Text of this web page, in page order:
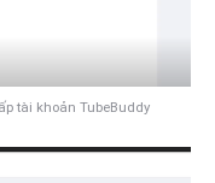
tài khoản TubeBuddy